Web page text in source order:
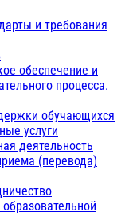
и требования
обеспечение и
процесса.
обучающихся
услуги
деятельность
(перевода)